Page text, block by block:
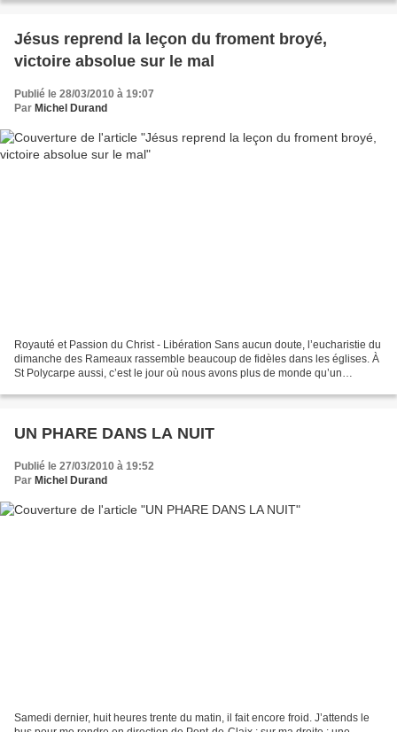
Jésus reprend la leçon du froment broyé,
victoire absolue sur le mal
Publié le 28/03/2010 à 19:07
Par Michel Durand
Royauté et Passion du Christ - Libération Sans aucun doute, l’eucharistie du
dimanche des Rameaux rassemble beaucoup de fidèles dans les églises. À
St Polycarpe aussi, c’est le jour où nous avons plus de monde qu’un
UN PHARE DANS LA NUIT
Publié le 27/03/2010 à 19:52
Par Michel Durand
Samedi dernier, huit heures trente du matin, il fait encore froid. J’attends le